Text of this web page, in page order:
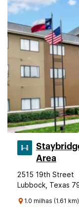
Area
2515 19th Street
Lubbock, Texas
1.0 milhas (1.61